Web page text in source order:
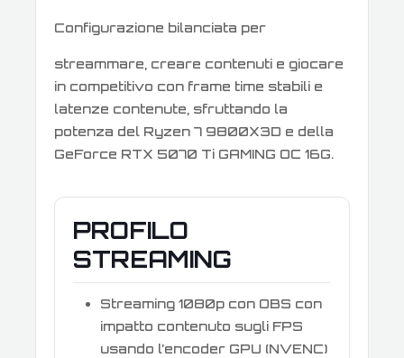
Configurazione bilanciata per
streammare, creare contenuti e giocare
in competitivo con frame time stabili e
latenze contenute, sfruttando la
potenza del Ryzen 7 9800X3D e della
GeForce RTX 5070 Ti GAMING OC 16G.
PROFILO
STREAMING
Streaming 1080p con OBS con
impatto contenuto sugli FPS
usando l’encoder GPU (NVENC)